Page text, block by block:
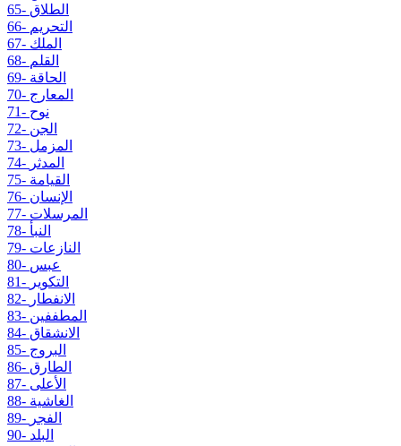
65- الطلاق
66- التحريم
67- الملك
68- القلم
69- الحاقة
70- المعارج
71- نوح
72- الجن
73- المزمل
74- المدثر
75- القيامة
76- الإنسان
77- المرسلات
78- النبأ
79- النازعات
80- عبس
81- التكوير
82- الانفطار
83- المطففين
84- الانشقاق
85- البروج
86- الطارق
87- الأعلى
88- الغاشية
89- الفجر
90- البلد